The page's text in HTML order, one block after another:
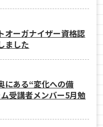
オーガナイザー資格認
ました
にある“変化への備
受講者メンバー5月勉